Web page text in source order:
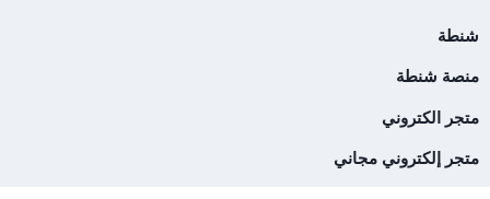
شنطة
منصة شنطة
متجر الكتروني
متجر إلكتروني مجاني